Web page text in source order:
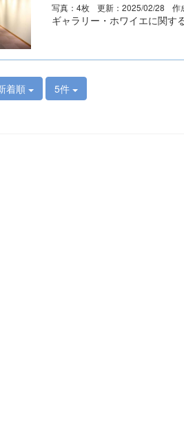
写真：4枚 更新：2025/02/28 作
ギャラリー・ホワイエに関す
着順 5件